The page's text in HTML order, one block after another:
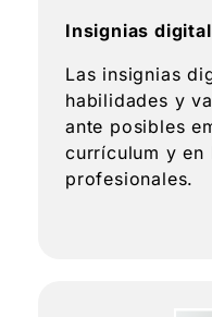
Insignias
Las insignias
habilidades y
ante posibles
currículum y en
profesionales.